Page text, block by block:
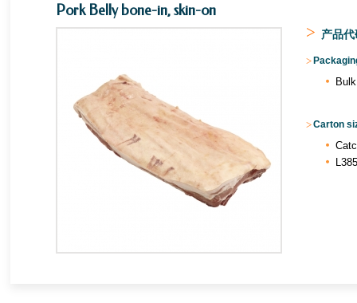
Pork Belly bone-in, skin-on
> 产品
>
Bulk
>Carton